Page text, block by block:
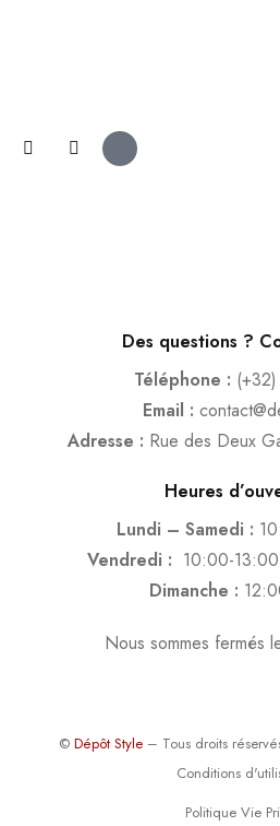
Des questions ?
Téléphone :
Email :
Adresse : Rue des Deux
Heures
Lundi – Samedi :
Vendredi : 10:00-
Dimanche :
Nous sommes fermés
© Dépôt Style– Tous droits
Conditions
Politique Vie